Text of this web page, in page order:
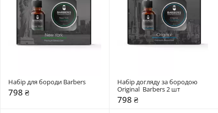
Набір для бороди Barbers
798 ₴
Набір догляду за бородою
Original  Barbers 2 шт
798 ₴